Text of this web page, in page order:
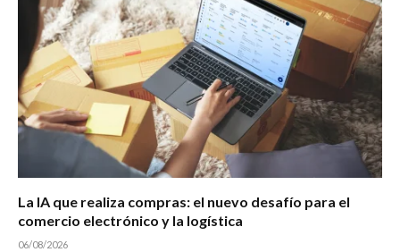
La IA que realiza compras: el nuevo desafío para el
comercio electrónico y la logística
06/08/2026